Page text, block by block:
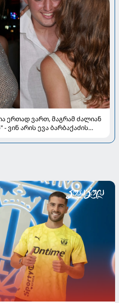
ერთად ვართ, მაგრამ ძალიან
ვინ არის ევა ბარბაქაძის